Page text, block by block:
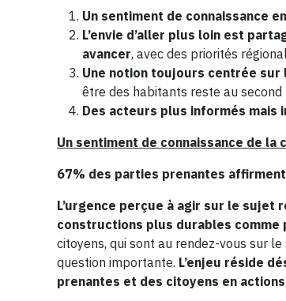
Un sentiment de connaissance
L’envie d’aller plus loin est
avancer, avec des priorités
Une notion toujours centrée sur
être des habitants reste au second
Des acteurs plus informés mais
Un sentiment de connaissance de
67% des parties prenantes
L’urgence perçue à agir sur le
constructions plus durables comme
citoyens, qui sont au rendez-vous sur
question importante. L’enjeu réside
prenantes et des citoyens en